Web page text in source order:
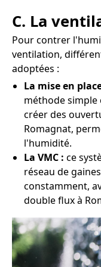
C. La
Pour contrer
ventilation,
adoptées :
La mise en
méthode simple
créer des
Romagnat,
l'humidité.
La VMC : ce
réseau de
constamment,
double flux à